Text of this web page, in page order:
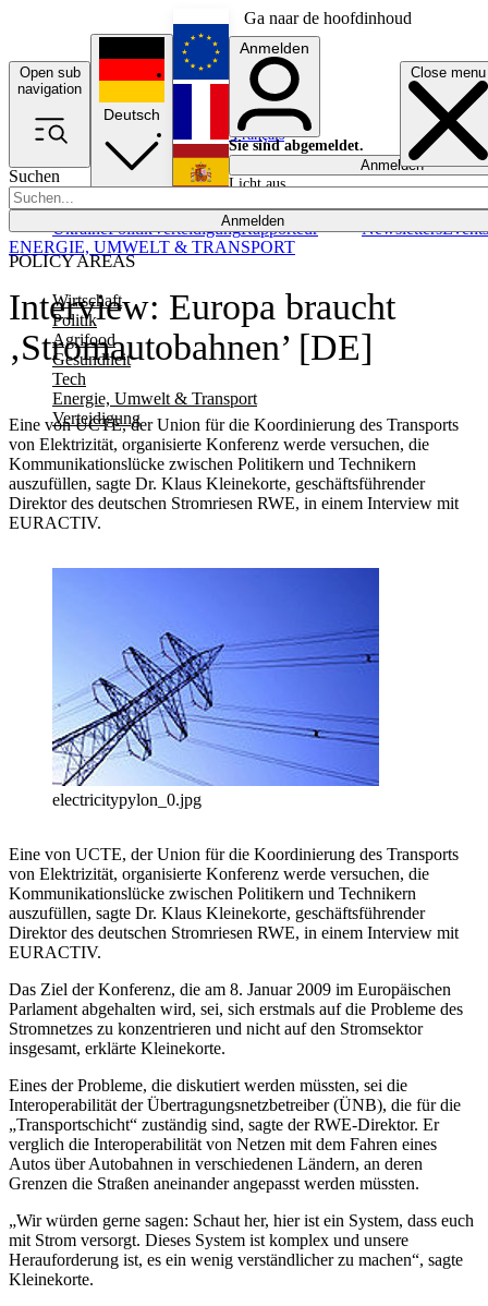
Ga naar de hoofdinhoud
Open sub
navigation
Close menu
Suchen
Anmelden
POLICY AREAS
Wirtschaft
Politik
Agrifood
Gesundheit
Tech
Energie, Umwelt & Transport
Verteidigung
UkrainePolitikVerteidigungRapporteur NewslettersEvents
Deutsch
English
Français
Anmelden
Sie sind abgemeldet.
Anmelden
Licht aus
Interview: Europa braucht
‚Stromautobahnen’ [DE]
Eine von UCTE, der Union für die Koordinierung des Transports
von Elektrizität, organisierte Konferenz werde versuchen, die
Kommunikationslücke zwischen Politikern und Technikern
auszufüllen, sagte Dr. Klaus Kleinekorte, geschäftsführender
Direktor des deutschen Stromriesen RWE, in einem Interview mit
EURACTIV.
ENERGIE, UMWELT & TRANSPORT
electricitypylon_0.jpg
Eine von UCTE, der Union für die Koordinierung des Transports
von Elektrizität, organisierte Konferenz werde versuchen, die
Kommunikationslücke zwischen Politikern und Technikern
auszufüllen, sagte Dr. Klaus Kleinekorte, geschäftsführender
Direktor des deutschen Stromriesen RWE, in einem Interview mit
EURACTIV.
Das Ziel der Konferenz, die am 8. Januar 2009 im Europäischen
Parlament abgehalten wird, sei, sich erstmals auf die Probleme des
Stromnetzes zu konzentrieren und nicht auf den Stromsektor
insgesamt, erklärte Kleinekorte.
Eines der Probleme, die diskutiert werden müssten, sei die
Interoperabilität der Übertragungsnetzbetreiber (ÜNB), die für die
„Transportschicht“ zuständig sind, sagte der RWE-Direktor. Er
verglich die Interoperabilität von Netzen mit dem Fahren eines
Autos über Autobahnen in verschiedenen Ländern, an deren
Grenzen die Straßen aneinander angepasst werden müssten.
„Wir würden gerne sagen: Schaut her, hier ist ein System, dass euch
mit Strom versorgt. Dieses System ist komplex und unsere
Herauforderung ist, es ein wenig verständlicher zu machen“, sagte
Kleinekorte.